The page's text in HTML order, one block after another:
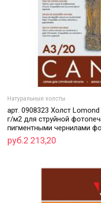
Натуральные холсты
арт. 0908323 Холст
г/м2 для струйной
пигментными чернилами
руб.2 213,20